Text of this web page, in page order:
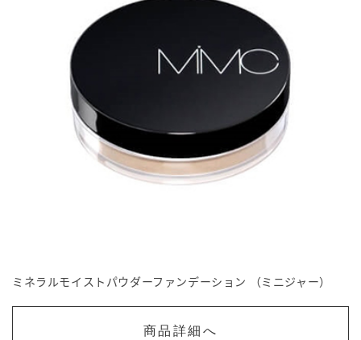
ミネラルモイストパウダーファンデーション （ミニジャー）
商品詳細へ